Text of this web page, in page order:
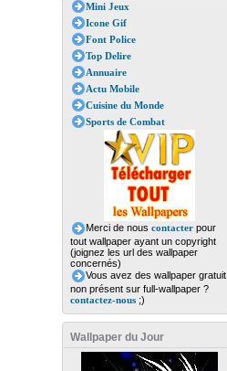
Mini Jeux
Icone Gif
Font Police
Top Delire
Annuaire
Actu Mobile
Cuisine du Monde
Sports de Combat
Merci de nous contacterpour
tout wallpaper ayant un copyright
(joignez les url des wallpaper
concernés)
Vous avez des wallpaper gratuit
non présent sur full-wallpaper ?
contactez-nous;)
Wallpaper du Jour